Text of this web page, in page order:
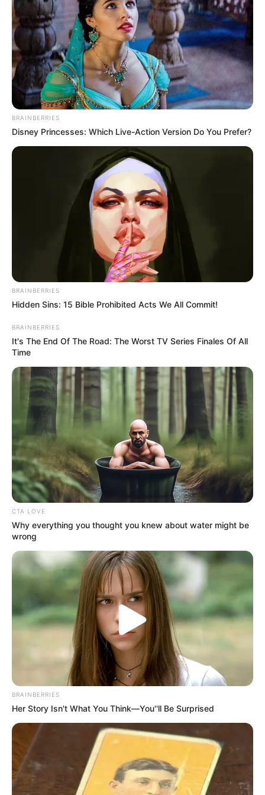
BRAINBERRIES
Disney Princesses: Which Live-Action Version Do You Prefer?
BRAINBERRIES
Hidden Sins: 15 Bible Prohibited Acts We All Commit!
BRAINBERRIES
It's The End Of The Road: The Worst TV Series Finales Of All
Time
CTA LOVE
Why everything you thought you knew about water might be
wrong
BRAINBERRIES
Her Story Isn't What You Think—You''ll Be Surprised